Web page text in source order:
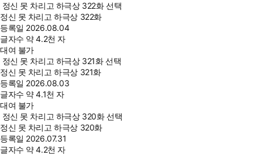
정신 못 차리고 하극상 322화 선택
정신 못 차리고 하극상 322화
등록일 2026.08.04
글자수 약 4.2천 자
대여 불가
정신 못 차리고 하극상 321화 선택
정신 못 차리고 하극상 321화
등록일 2026.08.03
글자수 약 4.1천 자
대여 불가
정신 못 차리고 하극상 320화 선택
정신 못 차리고 하극상 320화
등록일 2026.07.31
글자수 약 4.2천 자